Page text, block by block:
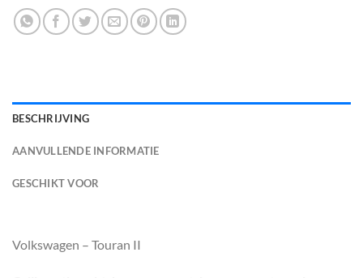
BESCHRIJVING
AANVULLENDE INFORMATIE
GESCHIKT VOOR
Volkswagen – Touran II